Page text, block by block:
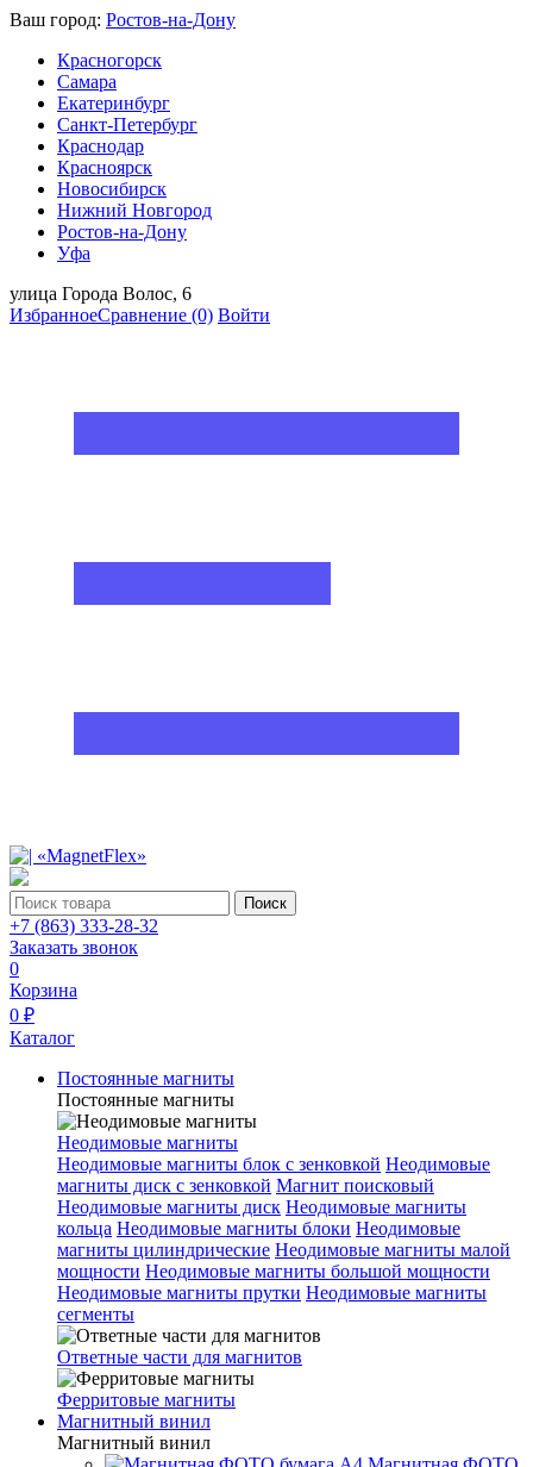
Ваш город: Ростов-на-Дону
Красногорск
Самара
Екатеринбург
Санкт-Петербург
Краснодар
Красноярск
Новосибирск
Нижний Новгород
Ростов-на-Дону
Уфа
улица Города Волос, 6
ИзбранноеСравнение (0) Войти
Поиск
+7 (863) 333-28-32
Заказать звонок
0
Корзина
0 ₽
Каталог
Постоянные магниты
Постоянные магниты
Неодимовые магниты
Неодимовые магниты блок с зенковкой Неодимовые
магниты диск с зенковкой Магнит поисковый
Неодимовые магниты диск Неодимовые магниты
кольца Неодимовые магниты блоки Неодимовые
магниты цилиндрические Неодимовые магниты малой
мощности Неодимовые магниты большой мощности
Неодимовые магниты прутки Неодимовые магниты
сегменты
Ответные части для магнитов
Ферритовые магниты
Магнитный винил
Магнитный винил